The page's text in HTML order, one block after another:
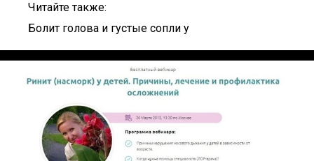
Читайте также:
Болит голова и густые сопли у